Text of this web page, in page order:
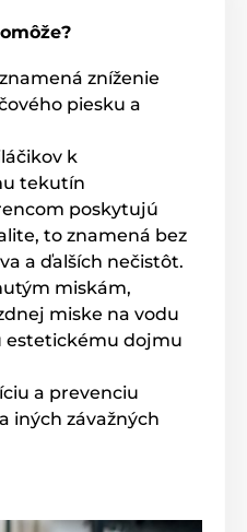
zníženie
piesku a
k
tekutín
poskytujú
to znamená bez
a ďalších nečistôt.
miskám,
miske na vodu
estetickému dojmu
a prevenciu
iných závažných